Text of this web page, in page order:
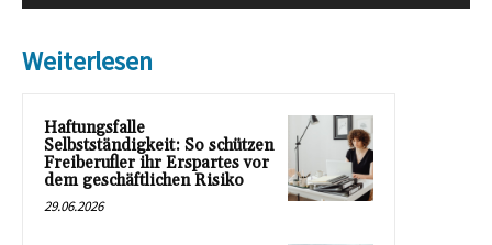
Weiterlesen
Haftungsfalle
Selbstständigkeit: So schützen
Freiberufler ihr Erspartes vor
dem geschäftlichen Risiko
29.06.2026